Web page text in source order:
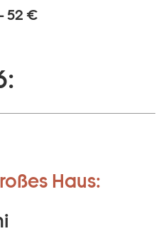
52 €
Haus: